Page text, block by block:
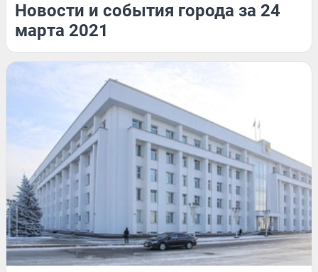
Новости и события города за 24
марта 2021